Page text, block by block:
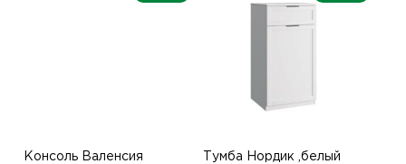
Консоль Валенсия
Тумба Нордик ,белый